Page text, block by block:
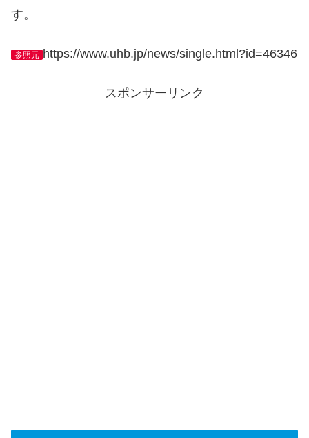
す。
参照元 https://www.uhb.jp/news/single.html?id=46346
スポンサーリンク